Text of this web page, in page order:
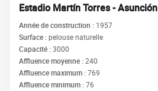
Estadio Martín Torres - Asunción
Année de construction : 1957
Surface :pelouse naturelle
Capacité :3000
Affluence moyenne :240
Affluence maximum :769
Affluence minimum :76